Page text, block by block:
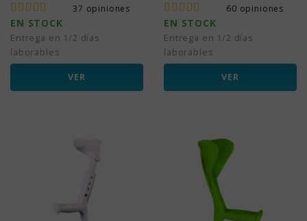
37 opiniones
EN STOCK
Entrega en 1/2 días
laborables
VER
60 opiniones
EN STOCK
Entrega en 1/2 días
laborables
VER